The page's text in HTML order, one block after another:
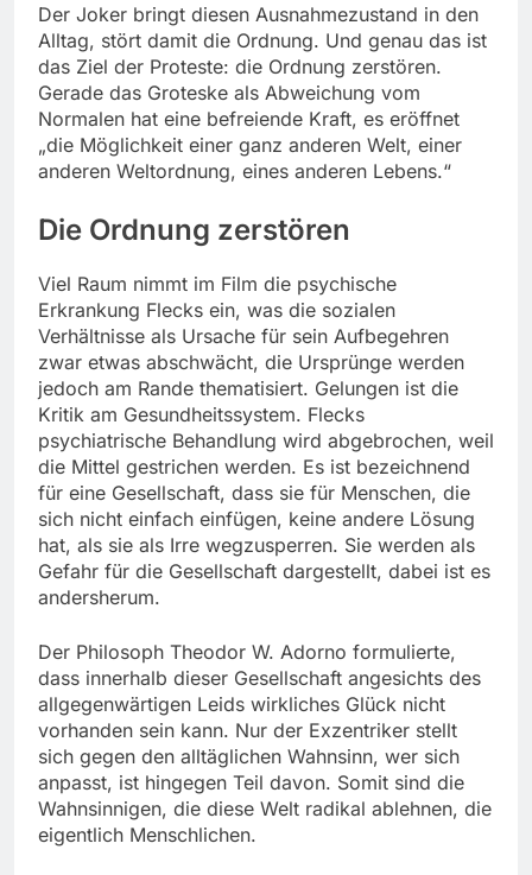
Der Joker bringt diesen Ausnahmezustand in den
Alltag, stört damit die Ordnung. Und genau das ist
das Ziel der Proteste: die Ordnung zerstören.
Gerade das Groteske als Abweichung vom
Normalen hat eine befreiende Kraft, es eröffnet
„die Möglichkeit einer ganz anderen Welt, einer
anderen Weltordnung, eines anderen Lebens.“
Die Ordnung zerstören
Viel Raum nimmt im Film die psychische
Erkrankung Flecks ein, was die sozialen
Verhältnisse als Ursache für sein Aufbegehren
zwar etwas abschwächt, die Ursprünge werden
jedoch am Rande thematisiert. Gelungen ist die
Kritik am Gesundheitssystem. Flecks
psychiatrische Behandlung wird abgebrochen, weil
die Mittel gestrichen werden. Es ist bezeichnend
für eine Gesellschaft, dass sie für Menschen, die
sich nicht einfach einfügen, keine andere Lösung
hat, als sie als Irre wegzusperren. Sie werden als
Gefahr für die Gesellschaft dargestellt, dabei ist es
andersherum.
Der Philosoph Theodor W. Adorno formulierte,
dass innerhalb dieser Gesellschaft angesichts des
allgegenwärtigen Leids wirkliches Glück nicht
vorhanden sein kann. Nur der Exzentriker stellt
sich gegen den alltäglichen Wahnsinn, wer sich
anpasst, ist hingegen Teil davon. Somit sind die
Wahnsinnigen, die diese Welt radikal ablehnen, die
eigentlich Menschlichen.